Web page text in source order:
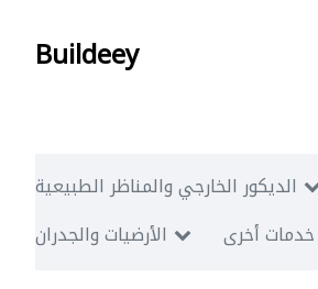
Buildeey
الديكور الخارجي والمناظر الطبيعية
الأرضيات والجدران
خدمات أخرى